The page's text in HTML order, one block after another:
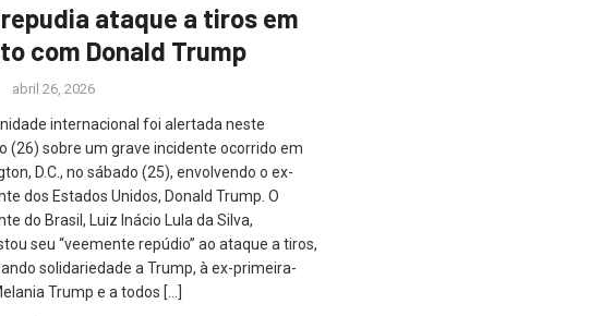
ataque a tiros em
com Donald Trump
abril 26, 2026
internacional foi alertada neste
(26) sobre um grave incidente ocorrido em
D.C., no sábado (25), envolvendo o ex-
dos Estados Unidos, Donald Trump. O
do Brasil, Luiz Inácio Lula da Silva,
seu “veemente repúdio” ao ataque a tiros,
solidariedade a Trump, à ex-primeira-
Trump e a todos […]